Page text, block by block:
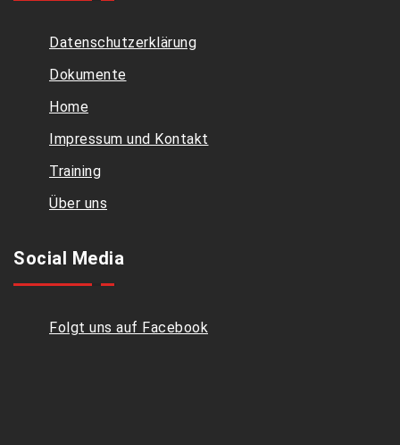
Datenschutzerklärung
Dokumente
Home
Impressum und Kontakt
Training
Über uns
Social Media
Folgt uns auf Facebook